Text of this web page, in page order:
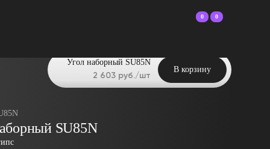
0 0
SU85N
Угол наборный SU85N
2 603 руб./шт
В корзину